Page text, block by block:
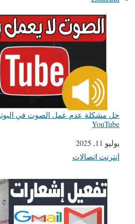
حل مشكلة عدم عمل الصوت في
YouTube
التاريخ
يوليو 11, 2025
في ما يتعلق بما يأتي
إنترنت اتصالات